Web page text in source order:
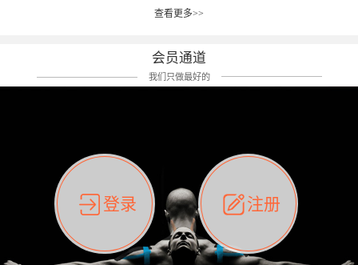
前后后居家近30天左右，感觉日子都日夜颠倒
痛影响走路。当天疼痛部贴了EDF和胃十字，膝
关节贴了半月板贴布。第2天第12肋部的EDF和
消失，贴布也没有出现进一步瘙痒过敏。而膝
关节的半月板贴布张力用的100%，但自始至终
它都很坚强的贴着，没有出现过任何瘙痒的迹
象。不同的条件下，同一个身体，不同的部位
皮肤的敏感度也有不同。因此我们KINESIO要做
的，是在研发生产过程中竭尽全力的降低致敏
性，减少贴布本身带来的致敏率。那到底是什
扎疗法）的效果是通过创造一个环境，使每种
以激发身体的自然愈合能力。 通常，药物会削
弱细胞因子的作用，单方面还会引起副作用的
症状。 与此相比，Kinesio肌内效贴创造了细
的控制仍有许多未知。 细胞因子是一种酵素，
各种各样的酵素起着适当的作用，为细胞创造
了适合居住的环境。 在现代医学上，这种细胞
因子是一种酶的观点往往被否定，但在体内有
有毒细菌和无毒细菌，它们起着保持身体平衡
的作用。 Kinesio肌内效贴不像药物那样在短时
间内表现出症状，而是通过花费时间创造一个
组织:肌肉，肌腱，韧带（主要围绕有问题的关
状，而是指贴布本身很重量，以及贴布刺激的
类型。贴布的应用充分利用了体内由间质液组
成的自然流体力学的流体层。这种轻微的刺激
间，还可以在单片贴布上提供支持和深度刺
激。通过对间质液的适当控制，可以连接皮下
筋膜，对关节进行非常轻柔的刺激，增加患部
的治疗区域。 snowflake“雪花”贴布不会妨碍皮
肤上下左右运动，有效的辅助修复关节周围组
织的筋膜。它可以作用于关节或肌肉表面，释
放压力，刺激深层筋膜。“雪花”贴扎疗法是一
查看更多>>
会员通道
我们只做最好的
登录 注册